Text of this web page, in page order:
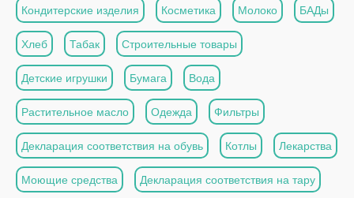
Кондитерские изделия Косметика Молоко БАДы
Хлеб Табак Строительные товары
Детские игрушки Бумага Вода
Растительное масло Одежда Фильтры
Декларация соответствия на обувь Котлы Лекарства
Моющие средства Декларация соответствия на тару